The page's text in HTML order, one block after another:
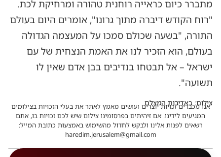
מתברר כיום כראייה רוחנית טהורה ומרחיקת לכת.
"רוח הקודש דיברה מתוך גרונו", אומרים היום בעולם
התורה, "בשעה שכולם סמכו על המעצמה הגדולה
בעולם, הוא הזכיר לנו את האמת הנצחית של עם
ישראל – אל תבטחו בנדיבים בבן אדם שאין לו
תשועה".
צילום: באדיבות המצלם
אנו מכבדים זכויות יוצרים ועושים מאמץ לאתר את בעלי הזכויות בצילומים
המגיעים לידינו. אם זיהיתים בפרסומינו צילום שיש לכם זכויות בו, אתם
רשאים לפנות אלינו ולבקש לחדול מהשימוש באמצעות כתובת המייל:
haredim.jerusalem@gmail.com